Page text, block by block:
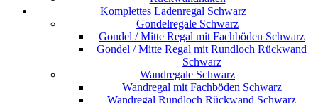
Komplettes Ladenregal Schwarz
Gondelregale Schwarz
Gondel / Mitte Regal mit Fachböden Schwarz
Gondel / Mitte Regal mit Rundloch Rückwand
Schwarz
Wandregale Schwarz
Wandregal mit Fachböden Schwarz
Wandregal Rundloch Rückwand Schwarz